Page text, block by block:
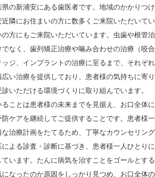
の新浦安にある歯医者です。地域のかかりつけ
隣にお住まいの方に数多くご来院いただいてい
方にもご来院いただいています。虫歯や根管治
なく、歯列矯正治療や噛み合わせの治療（咬合
ジ、インプラントの治療に至るまで、それぞれ
い治療を提供しており、患者様の気持ちに寄り
いただける環境づくりに取り組んでいます。
ことは患者様の未来までを見据え、お口全体に
ケアを継続してご提供することです。患者様一
治療計画をたてるため、丁寧なカウンセリング
よる診査・診断に基づき、患者様一人ひとりに
います。たんに病気を治すことをゴールとする
なったのか原因をしっかり見つめ、お口全体の